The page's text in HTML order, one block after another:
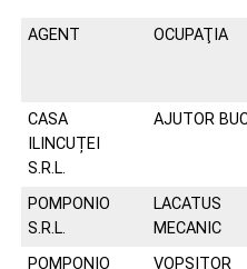
AGENT OCUPAŢIA
CASA
ILINCUȚEI
S.R.L.
AJUTOR
POMPONIO
S.R.L.
LACATUS
MECANIC
POMPONIO
VOPSITOR